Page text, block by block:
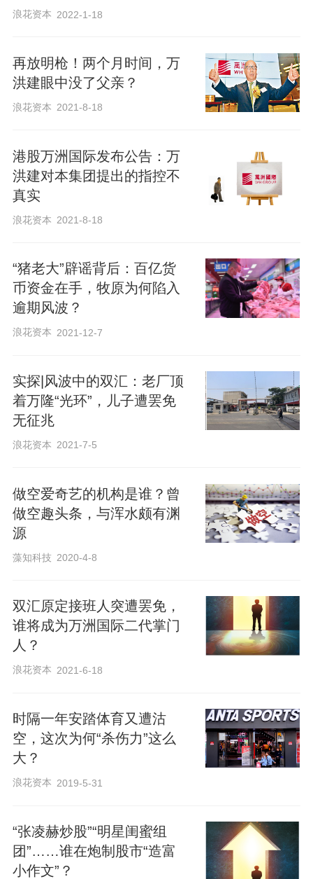
规，且事涉及大股东利益输送。
同时，万洪建在文章中爆料，2007年，参
与双汇国企改制的鼎晖公司私下无偿授予
万隆5%的双汇股份，并将股份直接转卖给
价款项，而该笔巨款至今没有申报和纳
税。
对于上述内容，8月18日下午，万洲国际发
票价格下降和成交量增加，也注意到若干
媒体报道有关万洪建对集团提出的指控，
指控不真实且具有误导性。“本公司保留向
行动的权利。”
新京报记者 王思炀
编辑 祝凤岚 校对 李铭
浪花资本 2022-1-18
​再放明枪！两个月时间，万
洪建眼中没了父亲？
浪花资本 2021-8-18
港股万洲国际发布公告：万
洪建对本集团提出的指控不
真实
浪花资本 2021-8-18
“猪老大”辟谣背后：百亿货
币资金在手，牧原为何陷入
逾期风波？
浪花资本 2021-12-7
实探|风波中的双汇：老厂顶
着万隆“光环”，儿子遭罢免
无征兆
浪花资本 2021-7-5
​做空爱奇艺的机构是谁？曾
做空趣头条，与浑水颇有渊
源
藻知科技 2020-4-8
双汇原定接班人突遭罢免，
谁将成为万洲国际二代掌门
人？
浪花资本 2021-6-18
时隔一年安踏体育又遭沽
空，这次为何“杀伤力”这么
大？
浪花资本 2019-5-31
“张凌赫炒股”“明星闺蜜组
团”……谁在炮制股市“造富
小作文”？